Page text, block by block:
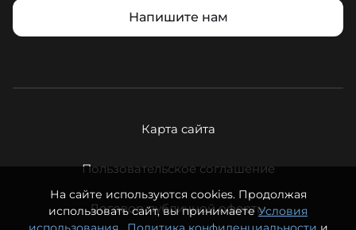
Напишите нам
Карта сайта
Пользовательское соглашение
Договор публичной оферты
На сайте используются cookies. Продолжая
использовать сайт, вы принимаетеУсловия